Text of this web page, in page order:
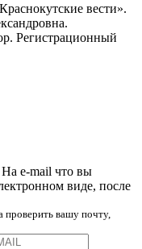
вести».
Регистрационный
e-mail что вы
виде, после
проверить вашу почту,